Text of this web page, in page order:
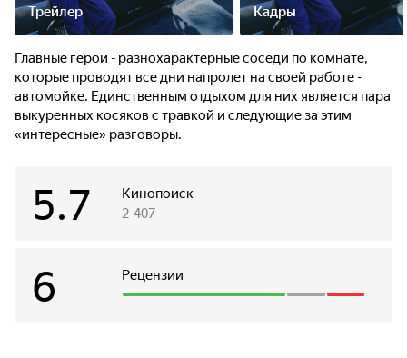
Трейлер Кадры
Главные герои - разнохарактерные соседи по комнате,
которые проводят все дни напролет на своей работе -
автомойке. Единственным отдыхом для них является пара
выкуренных косяков с травкой и следующие за этим
«интересные» разговоры.
Кинопоиск
5.7 2 407
Рецензии
6